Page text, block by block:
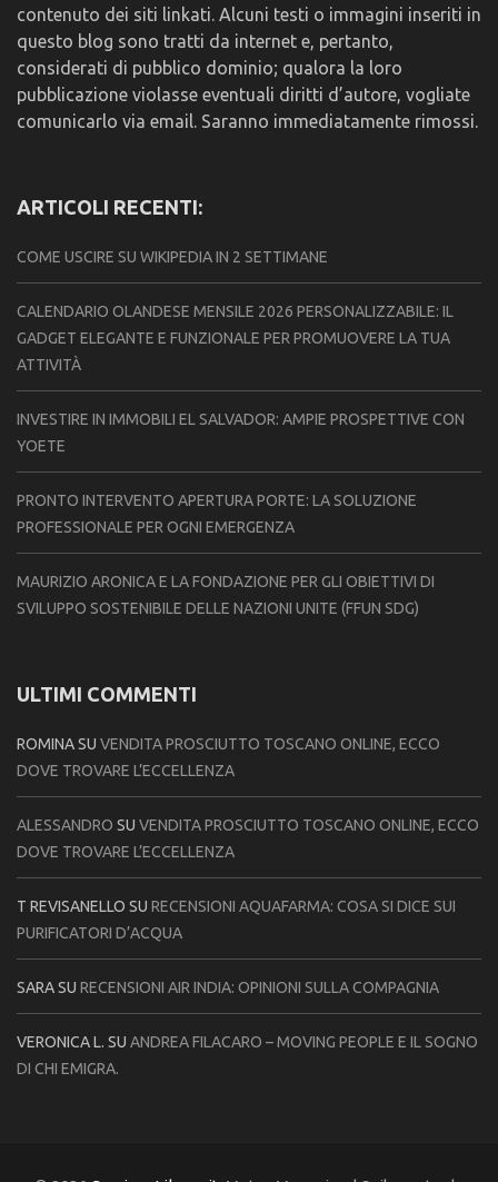
contenuto dei siti linkati. Alcuni testi o immagini inseriti in
questo blog sono tratti da internet e, pertanto,
considerati di pubblico dominio; qualora la loro
pubblicazione violasse eventuali diritti d’autore, vogliate
comunicarlo via email. Saranno immediatamente rimossi.
ARTICOLI RECENTI:
COME USCIRE SU WIKIPEDIA IN 2 SETTIMANE
CALENDARIO OLANDESE MENSILE 2026 PERSONALIZZABILE: IL
GADGET ELEGANTE E FUNZIONALE PER PROMUOVERE LA TUA
ATTIVITÀ
INVESTIRE IN IMMOBILI EL SALVADOR: AMPIE PROSPETTIVE CON
YOETE
PRONTO INTERVENTO APERTURA PORTE: LA SOLUZIONE
PROFESSIONALE PER OGNI EMERGENZA
MAURIZIO ARONICA E LA FONDAZIONE PER GLI OBIETTIVI DI
SVILUPPO SOSTENIBILE DELLE NAZIONI UNITE (FFUN SDG)
ULTIMI COMMENTI
ROMINASU VENDITA PROSCIUTTO TOSCANO ONLINE, ECCO
DOVE TROVARE L’ECCELLENZA
ALESSANDRO SU VENDITA PROSCIUTTO TOSCANO ONLINE, ECCO
DOVE TROVARE L’ECCELLENZA
T REVISANELLO SU RECENSIONI AQUAFARMA: COSA SI DICE SUI
PURIFICATORI D’ACQUA
SARASU RECENSIONI AIR INDIA: OPINIONI SULLA COMPAGNIA
VERONICA L. SU ANDREA FILACARO – MOVING PEOPLE E IL SOGNO
DI CHI EMIGRA.